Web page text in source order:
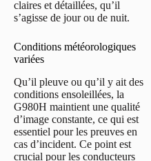
claires et détaillées, qu’il
s’agisse de jour ou de nuit.
Conditions météorologiques
variées
Qu’il pleuve ou qu’il y ait des
conditions ensoleillées, la
G980H maintient une qualité
d’image constante, ce qui est
essentiel pour les preuves en
cas d’incident. Ce point est
crucial pour les conducteurs